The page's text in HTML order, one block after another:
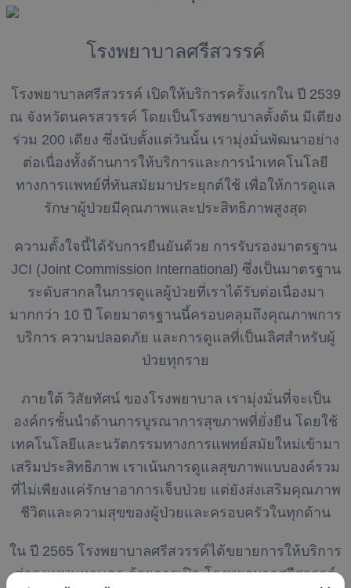
โรงพยาบาลศรีสวรรค์
โรงพยาบาลศรีสวรรค์ เปิดให้บริการครั้งแรกใน ปี 2539
ณ จังหวัดนครสวรรค์ โดยเป็นโรงพยาบาลตั้งต้น มีเตียง
ร่วม 200 เตียง ซึ่งนับตั้งแต่วันนั้น เรามุ่งมั่นพัฒนาอย่าง
ต่อเนื่องทั้งด้านการให้บริการและการนำเทคโนโลยี
ทางการแพทย์ที่ทันสมัยมาประยุกต์ใช้ เพื่อให้การดูแล
รักษาผู้ป่วยมีคุณภาพและประสิทธิภาพสูงสุด
ความตั้งใจนี้ได้รับการยืนยันด้วย การรับรองมาตรฐาน
JCI (Joint Commission International) ซึ่งเป็นมาตรฐาน
ระดับสากลในการดูแลผู้ป่วยที่เราได้รับต่อเนื่องมา
มากกว่า 10 ปี โดยมาตรฐานนี้ครอบคลุมถึงคุณภาพการ
บริการ ความปลอดภัย และการดูแลที่เป็นเลิศสำหรับผู้
ป่วยทุกราย
ภายใต้ วิสัยทัศน์ ของโรงพยาบาล เรามุ่งมั่นที่จะเป็น
องค์กรชั้นนำด้านการบูรณาการสุขภาพที่ยั่งยืน โดยใช้
เทคโนโลยีและนวัตกรรมทางการแพทย์สมัยใหม่เข้ามา
เสริมประสิทธิภาพ เราเน้นการดูแลสุขภาพแบบองค์รวม
ที่ไม่เพียงแค่รักษาอาการเจ็บป่วย แต่ยังส่งเสริมคุณภาพ
ชีวิตและความสุขของผู้ป่วยและครอบครัวในทุกด้าน
ใน ปี 2565 โรงพยาบาลศรีสวรรค์ได้ขยายการให้บริการ
สู่กรุงเทพมหานคร ด้วยการเปิด โรงพยาบาลศรีสวรรค์